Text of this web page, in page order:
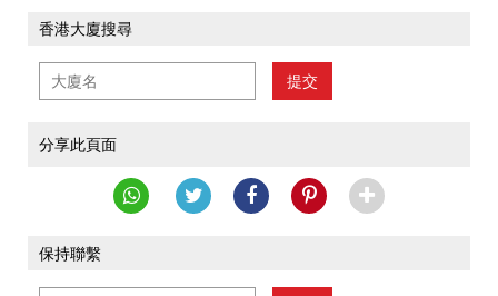
香港大廈搜尋
提交
分享此頁面
保持聯繫